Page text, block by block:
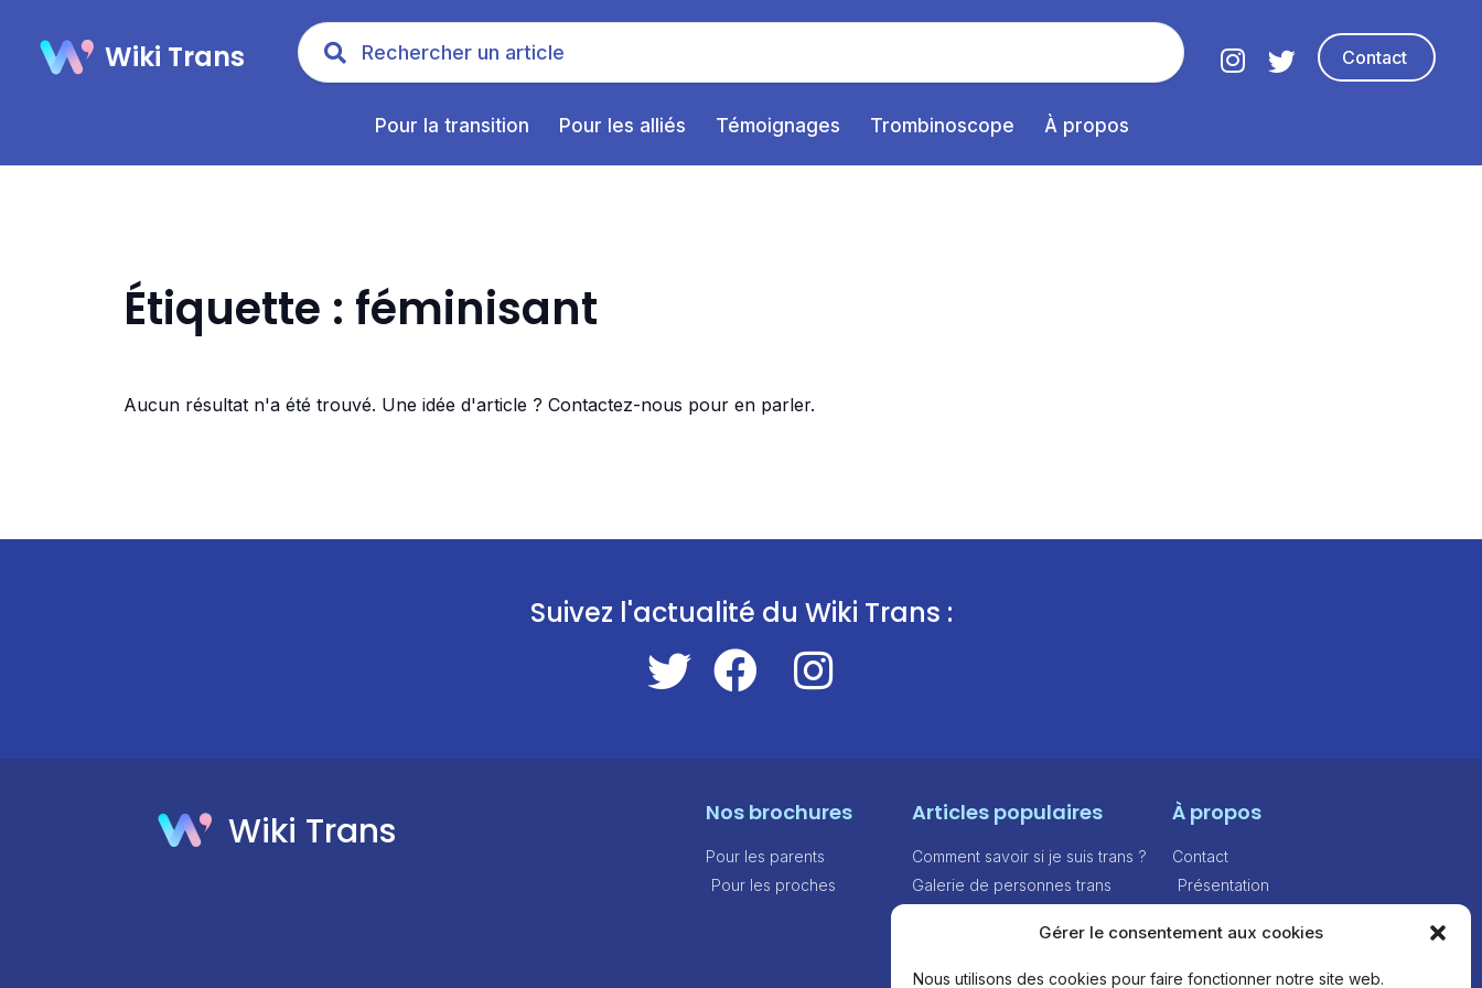
Gérer le consentement aux cookies
Nous utilisons des cookies pour faire fonctionner notre site web.
Wiki Trans Contact
Pour la transition Pour les alliés Témoignages Trombinoscope À propos
Étiquette : féminisant
Aucun résultat n'a été trouvé. Une idée d'article ? Contactez-nous pour en parler.
Suivez l'actualité du Wiki Trans :
Wiki Trans Nos brochures
Pour les parents
Pour les proches
Articles populaires
Comment savoir si je suis trans ?
Galerie de personnes trans
À propos
Contact
Présentation